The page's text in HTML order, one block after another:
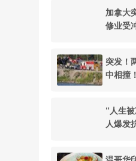
加拿大
修业受
突发！
中相撞！
“人生
人爆发